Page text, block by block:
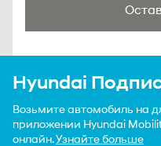
Hyundai
Возьмите автомобиль на
приложении Hyundai
онлайн.Узнайте больше